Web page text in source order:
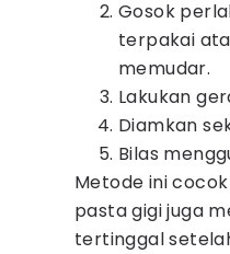
Gosok
terpakai
memudar.
Lakukan
Diamkan
Bilas
Metode ini
pasta gigi juga
tertinggal